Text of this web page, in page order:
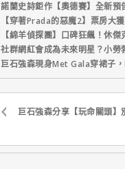
諾蘭史詩鉅作【奧德賽】全新
【穿著Prada的惡魔2】票房大
【綿羊偵探團】口碑狂飆！休
社群網紅會成為未來明星？小勞
巨石強森現身Met Gala穿裙子
巨石強森分享【玩命關頭】